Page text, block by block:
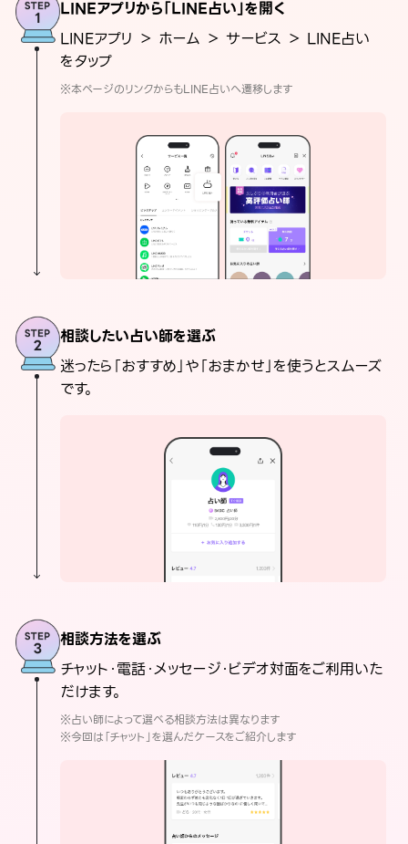
LINEアプリから「LINE占い」を開く
LINEアプリ ＞ ホーム ＞ サービス ＞ LINE占い
をタップ
※本ページのリンクからもLINE占いへ遷移します
相談したい占い師を選ぶ
迷ったら「おすすめ」や「おまかせ」を使うとスムーズ
です。
相談方法を選ぶ
チャット・電話・メッセージ・ビデオ対面をご利用いた
だけます。
※占い師によって選べる相談方法は異なります
※今回は「チャット」を選んだケースをご紹介します